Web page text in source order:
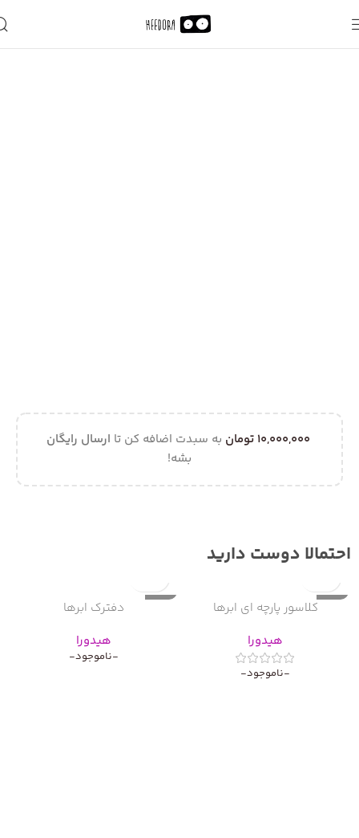
10,000,000 تومان به سبدت اضافه کن تا ارسال رایگان
بشه!
احتمالا دوست دارید
ناموجودکلاسور پارچه ای ابرها
هیدورا
-ناموجود-
ناموجود
دفترک ابرها
هیدورا
-ناموجود-